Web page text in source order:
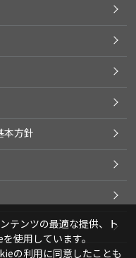
本方針
テンツの最適な提供、ト
使用しています。
の利用に同意したことも